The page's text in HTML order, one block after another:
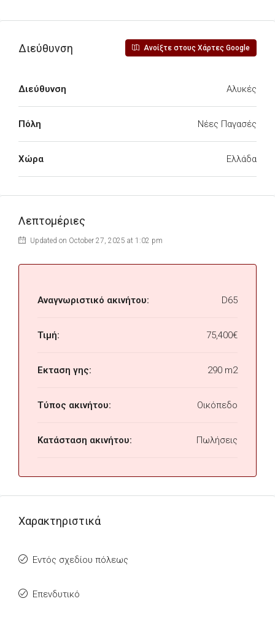
Διεύθυνση Ανοίξτε στους Χάρτες Google
Διεύθυνση Αλυκές
Πόλη Νέες Παγασές
Χώρα Ελλάδα
Λεπτομέριες
Updated on October 27, 2025 at 1:02 pm
Αναγνωριστικό ακινήτου: D65
Τιμή: 75,400€
Εκταση γης: 290 m2
Τύπος ακινήτου: Οικόπεδο
Κατάσταση ακινήτου: Πωλήσεις
Χαρακτηριστικά
Εντός σχεδίου πόλεως
Επενδυτικό